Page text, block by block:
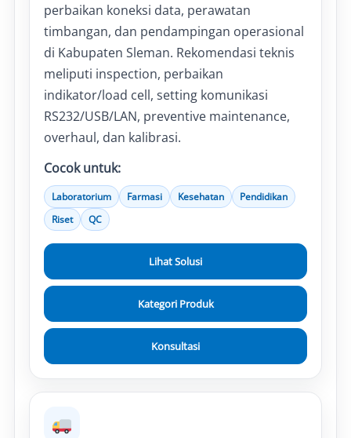
perbaikan koneksi data, perawatan
timbangan, dan pendampingan operasional
di Kabupaten Sleman. Rekomendasi teknis
meliputi inspection, perbaikan
indikator/load cell, setting komunikasi
RS232/USB/LAN, preventive maintenance,
overhaul, dan kalibrasi.
Cocok untuk:
Laboratorium Farmasi Kesehatan
Pendidikan
Riset
QC
Lihat Solusi
Kategori Produk
Konsultasi